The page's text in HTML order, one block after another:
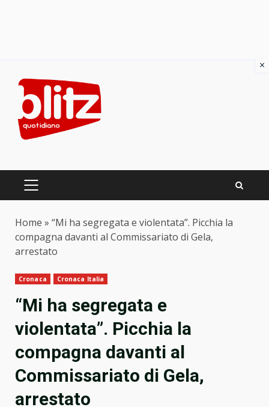
content
PRIMARY
Home » “Mi ha segregata e violentata”. Picchia la
compagna davanti al Commissariato di Gela,
arrestato
Cronaca Cronaca Italia
“Mi ha segregata e
violentata”. Picchia la
compagna davanti al
Commissariato di Gela,
arrestato
×